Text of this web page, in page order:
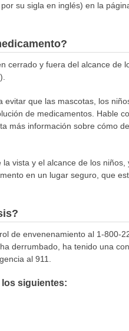
su sigla en inglés) en la
cerrado y fuera del alcance de
que las mascotas, los
de medicamentos. Hable
más información sobre cómo
vista y el alcance de los
en un lugar seguro, que
de envenenamiento al 1-800-
derrumbado, ha tenido una
al 911.
siguientes: